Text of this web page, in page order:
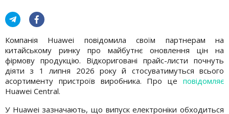
Компанія Huawei повідомила своїм партнерам на
китайському ринку про майбутнє оновлення цін на
фірмову продукцію. Відкориговані прайс-листи почнуть
діяти з 1 липня 2026 року й стосуватимуться всього
асортименту пристроїв виробника. Про це повідомляє
Huawei Central.
У Huawei зазначають, що випуск електроніки обходиться